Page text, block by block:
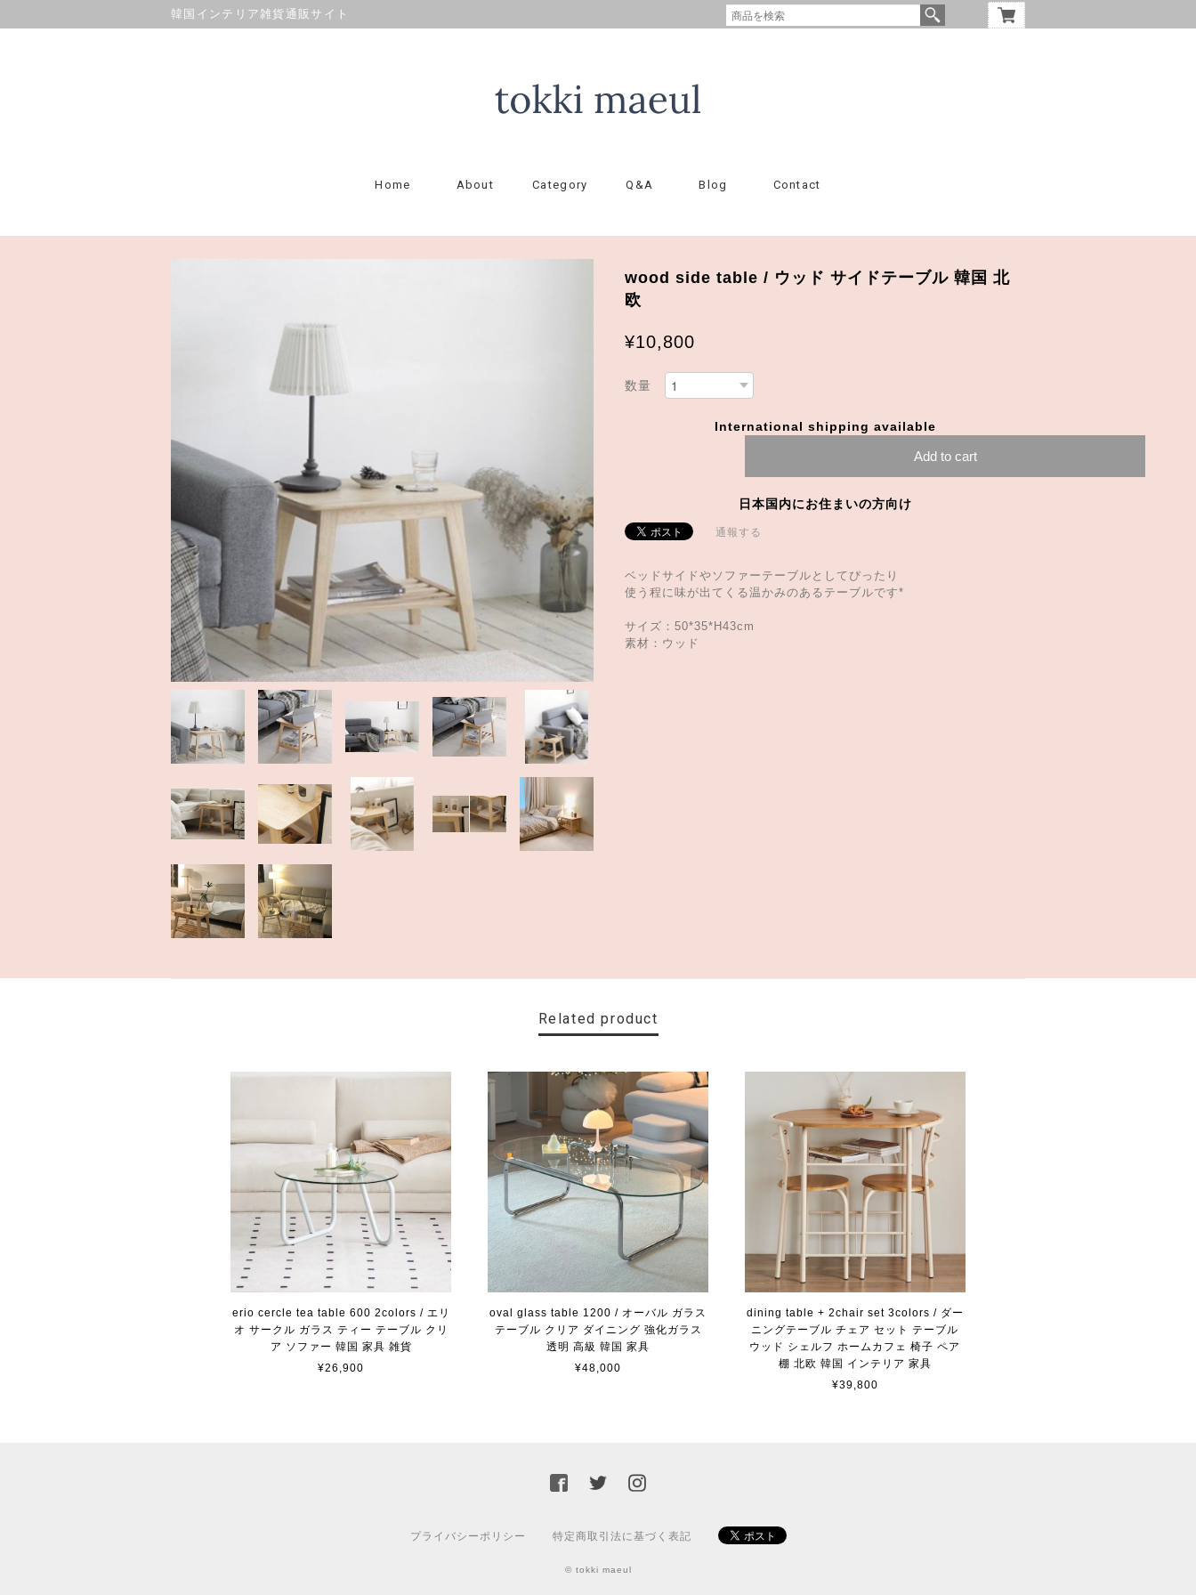
韓国インテリア雑貨通販サイト
Home About Category Q&A Blog Contact
wood side table / ウッド サイドテーブル 韓国 北
欧
¥10,800
数量
International shipping available
Add to cart
日本国内にお住まいの方向け
通報する
ベッドサイドやソファーテーブルとしてぴったり
使う程に味が出てくる温かみのあるテーブルです*
サイズ：50*35*H43cm
素材：ウッド
Related product
erio cercle tea table 600 2colors / エリ
オ サークル ガラス ティー テーブル クリ
ア ソファー 韓国 家具 雑貨
¥26,900
oval glass table 1200 / オーバル ガラス
テーブル クリア ダイニング 強化ガラス
透明 高級 韓国 家具
¥48,000
dining table + 2chair set 3colors / ダー
ニングテーブル チェア セット テーブル
ウッド シェルフ ホームカフェ 椅子 ペア
棚 北欧 韓国 インテリア 家具
¥39,800
プライバシーポリシー 特定商取引法に基づく表記
© tokki maeul